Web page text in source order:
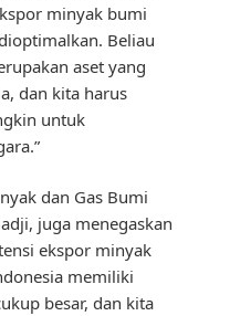
minyak bumi
Beliau
aset yang
dan kita harus
untuk
dan Gas Bumi
juga menegaskan
ekspor minyak
memiliki
besar, dan kita